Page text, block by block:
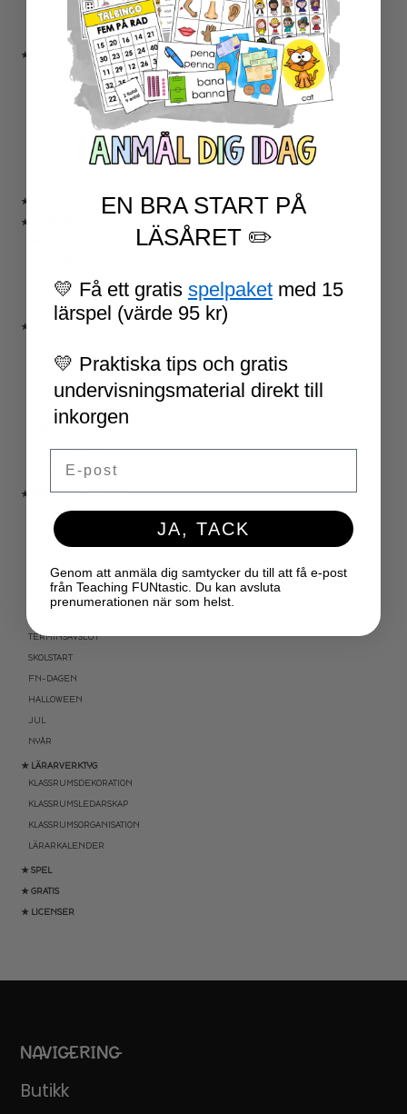
KARTLÄGGNING MATEMATIK
AKTIVITETSPAKET MATEMATIK
★ ENGELSKA
ENGELSKA LÄSNING
ENGELSK SKRIVNING
ENGELSKA ORD- OCH BEGREPP
ENGELSK GRAMATIK
ENGELSKA HÖGFREKVENTA ORD
★ UTOMHUSPEDAGOGIK
★ ANDRA ÄMNEN
NATURVETENSKAP
★ SERIER
UPPGIFTSKORT SVENSKA
NIVÅINDELADE LÄSTEXTER
SPRÅKSPIRALEN
MATTESPIRALEN
★ SÄSONG OCH HÖGTIDER
100 SKOLDAGAR
OLYMPISKA SPELEN
VM I FOTBOLL
TERMINSAVSLUT
SKOLSTART
FN-DAGEN
HALLOWEEN
JUL
NYÅR
★ LÄRARVERKTYG
KLASSRUMSDEKORATION
KLASSRUMSLEDARSKAP
KLASSRUMSORGANISATION
LÄRARKALENDER
★ SPEL
★ GRATIS
★ LICENSER
NAVIGERING
Butikk
EN BRA START PÅ
LÄSÅRET ✏️
💛 Få ett gratis spelpaket med 15
lärspel (värde 95 kr)
💛 Praktiska tips och gratis
undervisningsmaterial direkt till
inkorgen
JA, TACK
Genom att anmäla dig samtycker du till att få e-post
från Teaching FUNtastic. Du kan avsluta
prenumerationen när som helst.